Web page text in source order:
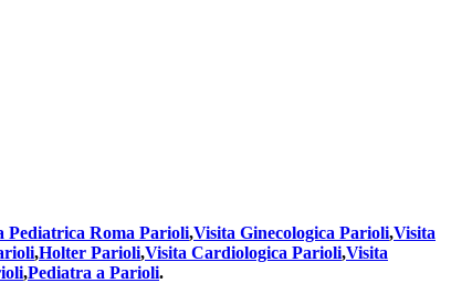
Pediatrica Roma Parioli,Visita Ginecologica Parioli,Visita
,Holter Parioli,Visita Cardiologica Parioli,Visita
,Pediatra a Parioli.